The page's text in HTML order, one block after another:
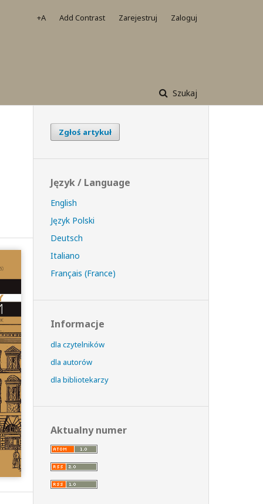
Szukaj
+A Add Contrast Zarejestruj Zaloguj
Zgłoś artykuł
Język / Language
English
Język Polski
Deutsch
Italiano
Français (France)
Informacje
dla czytelników
dla autorów
dla bibliotekarzy
Aktualny numer